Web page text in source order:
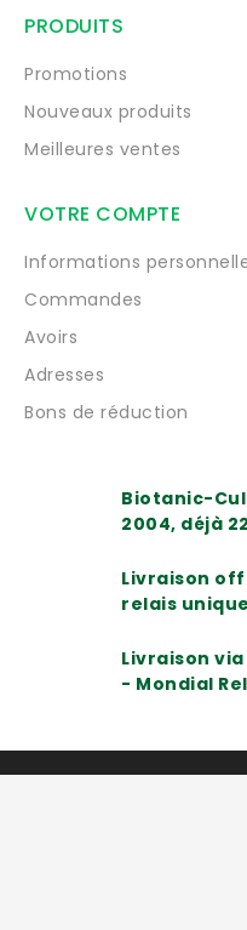
PRODUITS
Promotions
Nouveaux produits
Meilleures ventes
VOTRE COMPTE
Informations
Commandes
Avoirs
Adresses
Bons de réduction
Biotanic-
2004, déjà
Livraison
relais
Livraison
- Mondial